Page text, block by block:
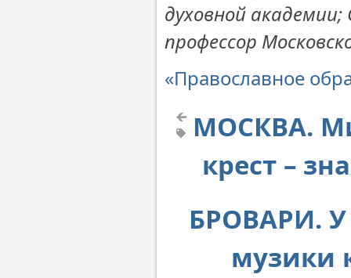
духовной
профессор
«Православное
МОСКВА.
крест –
БРОВАРИ. У
музики